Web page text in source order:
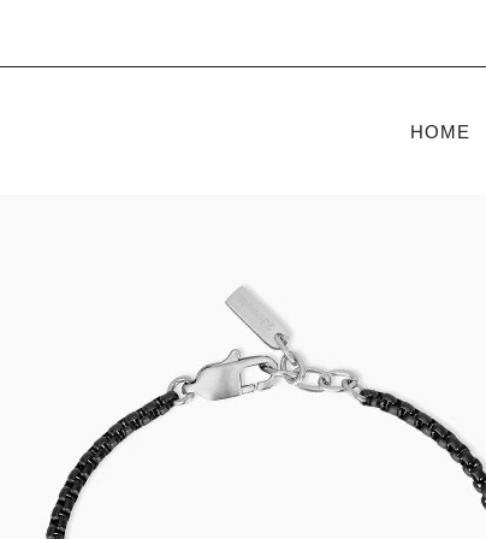
HOME